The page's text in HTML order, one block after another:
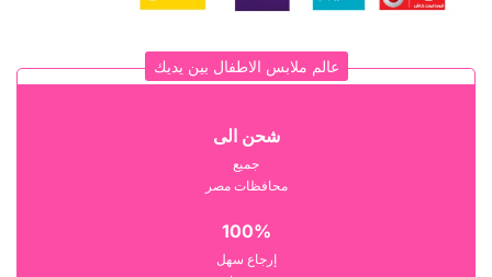
عالم ملابس الاطفال بين يديك
شحن الى
جميع
محافظات مصر
100%
إرجاع سهل